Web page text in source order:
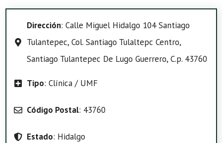
Dirección: Calle Miguel Hidalgo 104 Santiago
Tulantepec, Col. Santiago Tulaltepc Centro,
Santiago Tulantepec De Lugo Guerrero, C.p. 43760
Tipo: Clínica / UMF
Código Postal: 43760
Estado: Hidalgo